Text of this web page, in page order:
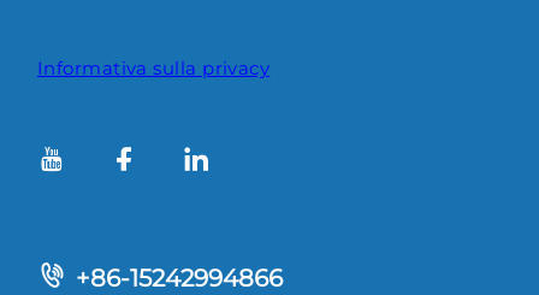
Informativa sulla privacy
+86-15242994866